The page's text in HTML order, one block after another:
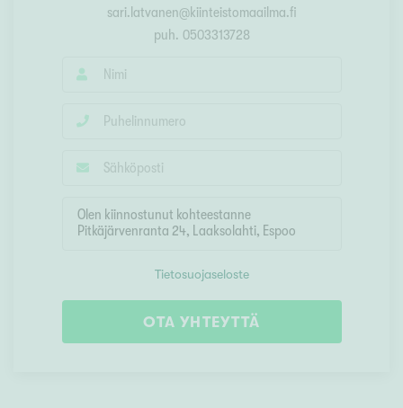
sari.latvanen@kiinteistomaailma.fi
puh. 0503313728
Tietosuojaseloste
OTA YHTEYTTÄ